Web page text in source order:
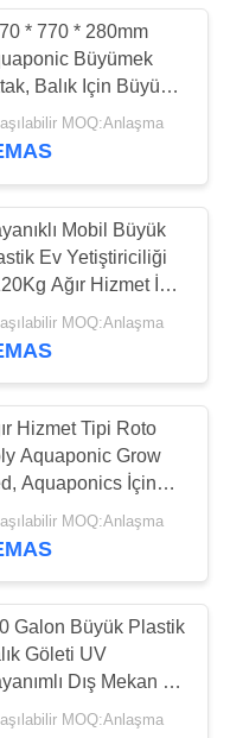
31
20
13
* 770 * 280mm
Büyümek
Balık Için Büyük
Küvetler K200L
MOQ:Anlaşma
Mobil Büyük
Ev Yetiştiriciliği
Ağır Hizmet İçin
Büyütün
MOQ:Anlaşma
Hizmet Tipi Roto
Aquaponic Grow
Aquaponics İçin
Sınıfı Kapları
MOQ:Anlaşma
Galon Büyük Plastik
Göleti UV
Dış Mekan / İç
Endüstriyel
MOQ:Anlaşma